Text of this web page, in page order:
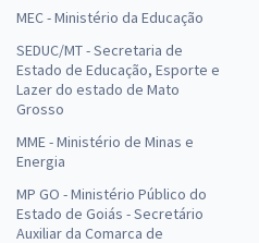
MEC - Ministério da Educação
SEDUC/MT - Secretaria de
Estado de Educação, Esporte e
Lazer do estado de Mato
Grosso
MME - Ministério de Minas e
Energia
MP GO - Ministério Público do
Estado de Goiás - Secretário
Auxiliar da Comarca de